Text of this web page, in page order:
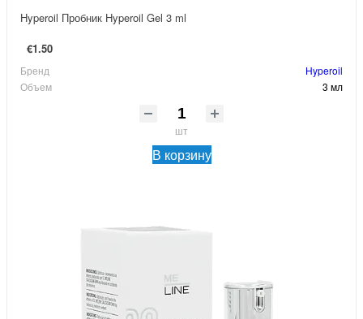
Hyperoil Пробник Hyperoil Gel 3 ml
€1.50
Бренд
Hyperoil
Объем
3 мл
шт
В корзину